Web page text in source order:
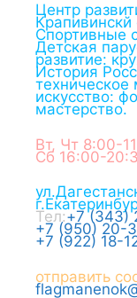
Центр
Крапивинскй
Спортивные
Детская
развитие:
История
искусство:
мастерство.
Вт, Чт 8:00-
Сб 16:00-
г.
Тел:+7 (343)
+7 (950) 20-
+7 (922) 18-
отправить